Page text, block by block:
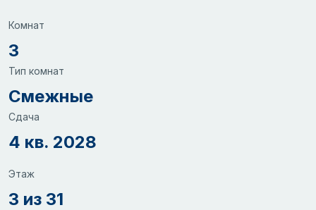
Комнат
3
Тип комнат
Смежные
Сдача
4 кв. 2028
Этаж
3 из 31